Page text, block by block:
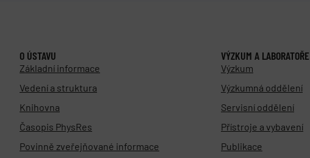
O ÚSTAVU
Základní informace
Vedení a struktura
Knihovna
Časopis PhysRes
Povinně zveřejňované informace
VÝZKUM A LABORATOŘE
Výzkum
Výzkumná oddělení
Servisní oddělení
Přístroje a vybavení
Publikace